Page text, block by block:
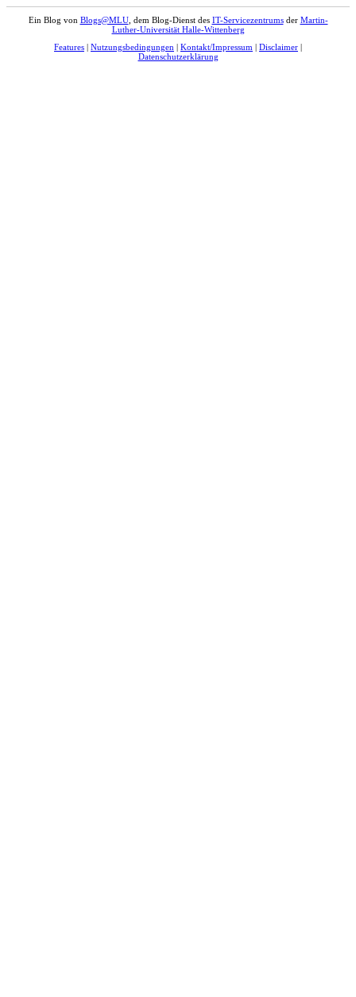
Ein Blog von Blogs@MLU, dem Blog-Dienst des IT-Servicezentrumsder Martin-
Luther-Universität Halle-Wittenberg
Features | Nutzungsbedingungen | Kontakt/Impressum | Disclaimer |
Datenschutzerklärung